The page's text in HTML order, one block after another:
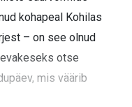
kohapeal Kohilas
– on see olnud
otse
mis väärib